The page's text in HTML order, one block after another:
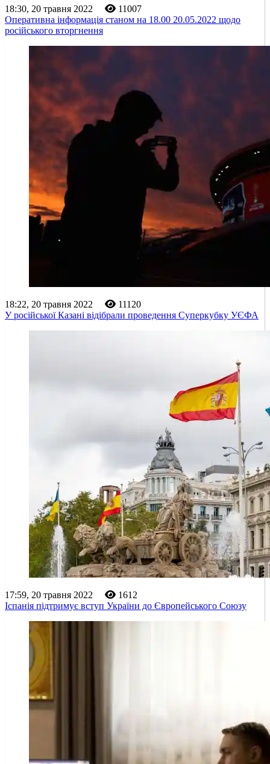
18:30, 20 травня 2022
11007
Оперативна інформація станом на 18.00 20.05.2022 щодо
російського вторгнення
18:22, 20 травня 2022
11120
У російської Казані відібрали проведення Суперкубку УЄФА
17:59, 20 травня 2022
1612
Іспанія підтримує вступ України до Європейського Союзу